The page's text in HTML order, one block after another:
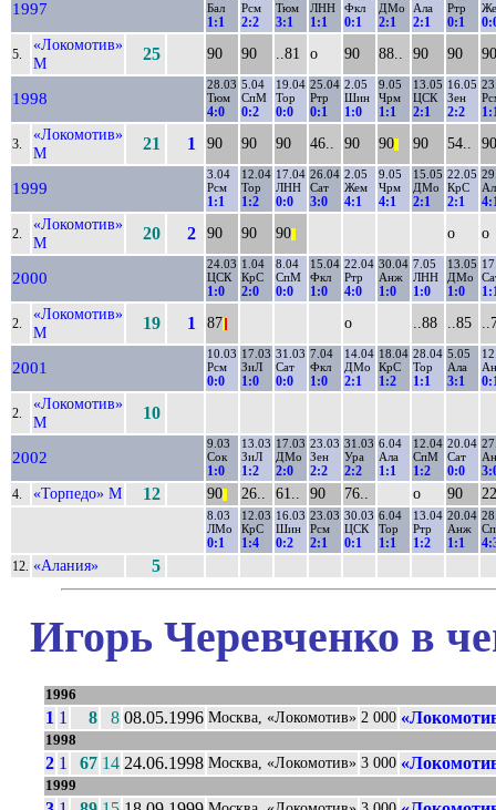
1997
Бал
1:1
Рсм
2:2
Тюм
3:1
ЛНН
1:1
Фкл
0:1
ДМо
2:1
Ала
2:1
Ртр
0:1
5.
«Локомотив»
М
25 90 90 ..81 о 90 88.. 90 90 90
1998
28.03
Тюм
4:0
5.04
СпМ
0:2
19.04
Тор
0:0
25.04
Ртр
0:1
2.05
Шин
1:0
9.05
Чрм
1:1
13.05
ЦСК
2:1
16.05
Зен
2:2
3.
«Локомотив»
М
21 1 90 90 90 46.. 90 90 90 54.. 90
1999
3.04
Рсм
1:1
12.04
Тор
1:2
17.04
ЛНН
0:0
26.04
Сат
3:0
2.05
Жем
4:1
9.05
Чрм
4:1
15.05
ДМо
2:1
22.05
КрС
2:1
2.
«Локомотив»
М
20 2 90 90 90 о о
2000
24.03
ЦСК
1:0
1.04
КрС
2:0
8.04
СпМ
0:0
15.04
Фкл
1:0
22.04
Ртр
4:0
30.04
Анж
1:0
7.05
ЛНН
1:0
13.05
ДМо
1:0
2.
«Локомотив»
М
19 1 87 о ..88 ..85
2001
10.03
Рсм
0:0
17.03
ЗиЛ
1:0
31.03
Сат
0:0
7.04
Фкл
1:0
14.04
ДМо
2:1
18.04
КрС
1:2
28.04
Тор
1:1
5.05
Ала
3:1
2.
«Локомотив»
М
10
2002
9.03
Сок
1:0
13.03
ЗиЛ
1:2
17.03
ДМо
2:0
23.03
Зен
2:2
31.03
Ура
2:2
6.04
Ала
1:1
12.04
СпМ
1:2
20.04
Сат
0:0
4. «Торпедо» М 12 90 26.. 61.. 90 76.. о 90
8.03
ЛМо
0:1
12.03
КрС
1:4
16.03
Шин
0:2
23.03
Рсм
2:1
30.03
ЦСК
0:1
6.04
Тор
1:1
13.04
Ртр
1:2
20.04
Анж
1:1
12. «Алания» 5
Игорь Черевченко в
1996
1 1 8 8 08.05.1996 Москва, «Локомотив» 2 000
1998
2 1 67 14 24.06.1998 Москва, «Локомотив» 3 000
1999